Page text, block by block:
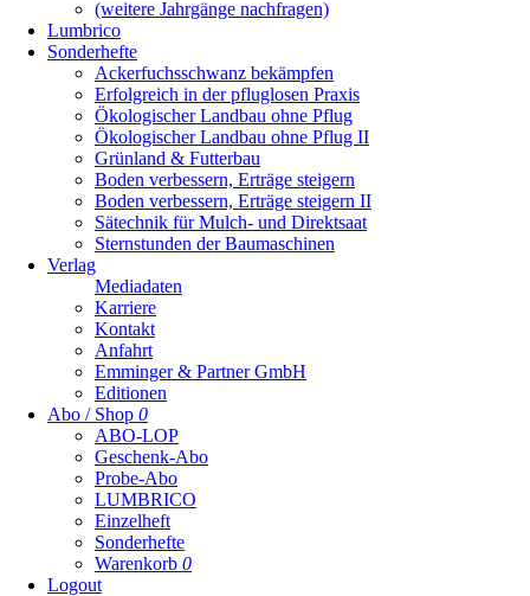
(weitere Jahrgänge nachfragen)
Lumbrico
Sonderhefte
Ackerfuchsschwanz bekämpfen
Erfolgreich in der pfluglosen Praxis
Ökologischer Landbau ohne Pflug
Ökologischer Landbau ohne Pflug II
Grünland & Futterbau
Boden verbessern, Erträge steigern
Boden verbessern, Erträge steigern II
Sätechnik für Mulch- und Direktsaat
Sternstunden der Baumaschinen
Verlag
Mediadaten
Karriere
Kontakt
Anfahrt
Emminger & Partner GmbH
Editionen
Abo / Shop 0
ABO-LOP
Geschenk-Abo
Probe-Abo
LUMBRICO
Einzelheft
Sonderhefte
Warenkorb 0
Logout